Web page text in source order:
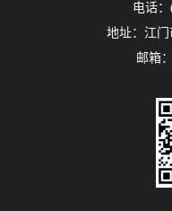
电话：
地址：江门
邮箱